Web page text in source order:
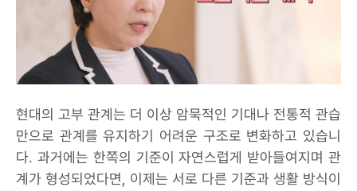
현대의 고부 관계는 더 이상 암묵적인 기대나 전통적 관습
만으로 관계를 유지하기 어려운 구조로 변화하고 있습니
다. 과거에는 한쪽의 기준이 자연스럽게 받아들여지며 관
계가 형성되었다면, 이제는 서로 다른 기준과 생활 방식이